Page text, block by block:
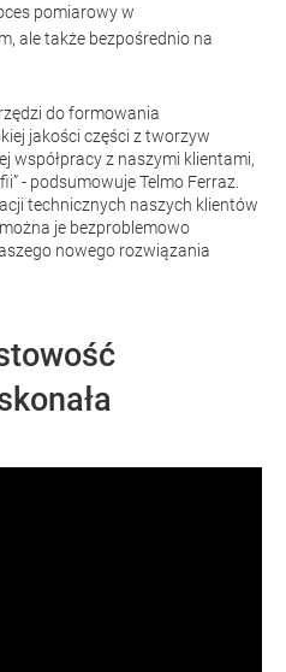
pomiarowy w
ale także bezpośrednio na
do formowania
jakości części z tworzyw
współpracy z naszymi klientami,
- podsumowuje Telmo Ferraz.
technicznych naszych klientów
je bezproblemowo
nowego rozwiązania